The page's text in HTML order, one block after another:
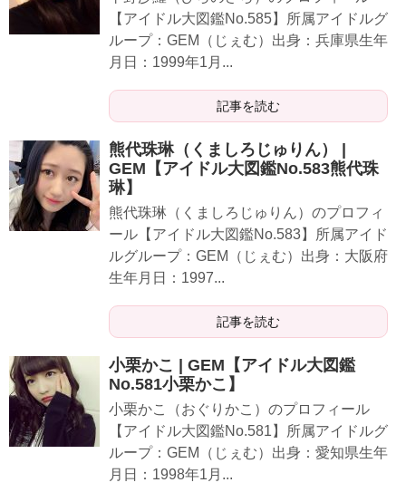
【アイドル大図鑑No.585】所属アイドルグ
ループ：GEM（じぇむ）出身：兵庫県生年
月日：1999年1月...
記事を読む
熊代珠琳（くましろじゅりん） |
GEM【アイドル大図鑑No.583熊代珠
琳】
熊代珠琳（くましろじゅりん）のプロフィ
ール【アイドル大図鑑No.583】所属アイド
ルグループ：GEM（じぇむ）出身：大阪府
生年月日：1997...
記事を読む
小栗かこ | GEM【アイドル大図鑑
No.581小栗かこ】
小栗かこ（おぐりかこ）のプロフィール
【アイドル大図鑑No.581】所属アイドルグ
ループ：GEM（じぇむ）出身：愛知県生年
月日：1998年1月...